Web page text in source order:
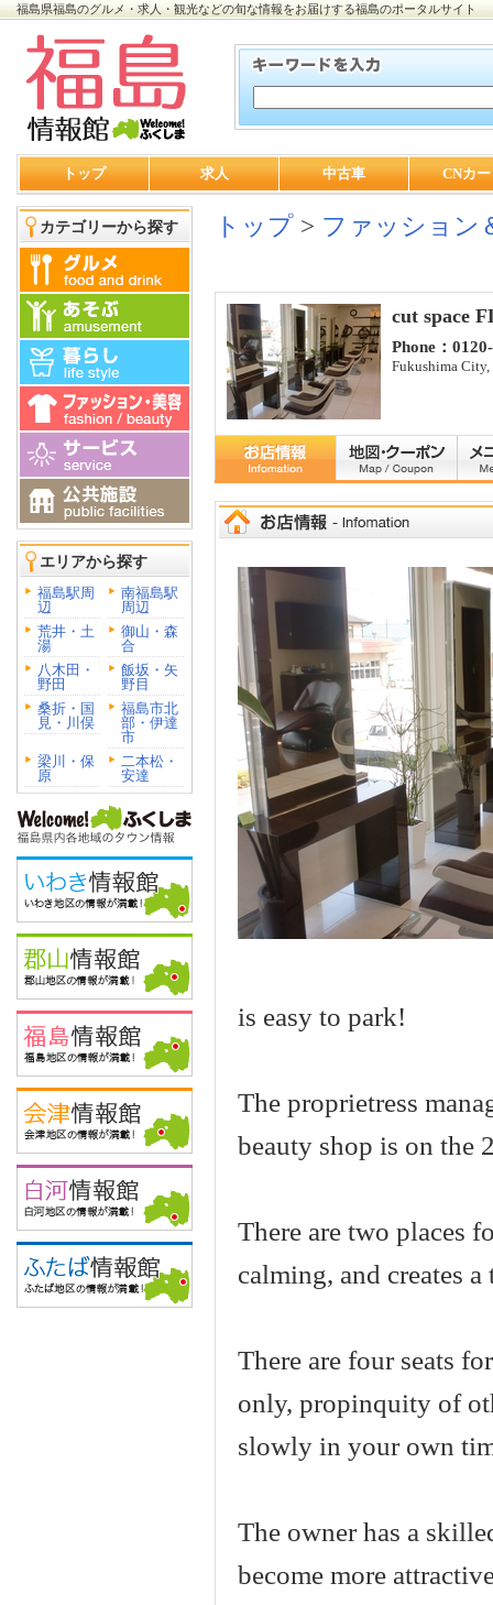
福島県福島のグルメ・求人・観光などの旬な情報をお届けする福島のポータルサイト
トップ 求人 中古車 CNカ
カテゴリーから探す
エリアから探す
福島駅周
辺
南福島駅
周辺
荒井・土
湯
御山・森
合
八木田・
野田
飯坂・矢
野目
桑折・国
見・川俣
福島市北
部・伊達
市
梁川・保
原
二本松・
安達
トップ > ファッション
cut space
Phone：
Fukushima
is easy to park!
The proprietress
beauty shop is on the
There are two places
calming, and creates
There are four seats
only, propinquity of
slowly in your own
The owner has a
become more